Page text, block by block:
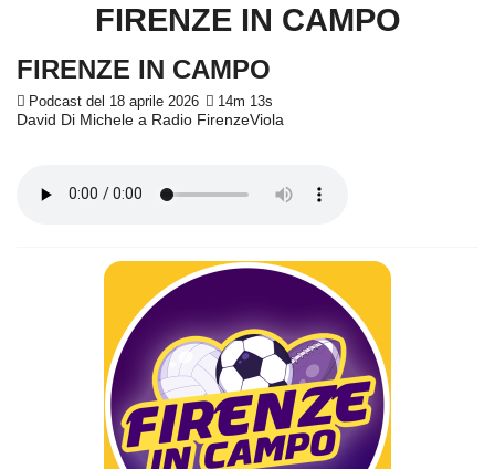
FIRENZE IN CAMPO
FIRENZE IN CAMPO
Podcast del 18 aprile 2026 14m 13s
David Di Michele a Radio FirenzeViola